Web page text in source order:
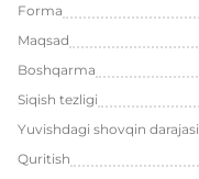
Forma
Maqsad
Boshqarma
Siqish tezligi
Yuvishdagi shovqin darajasi
Quritish